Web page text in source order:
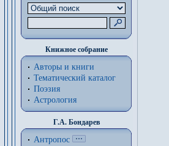
Книжное собрание
Авторы и книги
Тематический каталог
Поэзия
Астрология
Г.А. Бондарев
Антропос